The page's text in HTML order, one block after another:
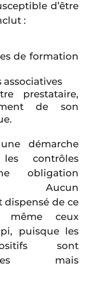
d’être
:
de formation
associatives
prestataire,
de son
démarche
contrôles
obligation
Aucun
dispensé de ce
même ceux
puisque les
sont
mais